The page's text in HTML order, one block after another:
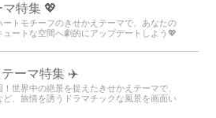
特集 💖
トモチーフのきせかえテーマで、あなたの
ュートな空間へ劇的にアップデートしよう💖
ーマ特集 ✈️
世界中の絶景を捉えたきせかえテーマで、
、旅情を誘うドラマチックな風景を画面い